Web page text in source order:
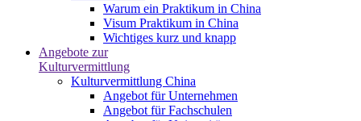
Warum ein Praktikum in China
Visum Praktikum in China
Wichtiges kurz und knapp
Angebote zur
Kulturvermittlung
Kulturvermittlung China
Angebot für Unternehmen
Angebot für Fachschulen